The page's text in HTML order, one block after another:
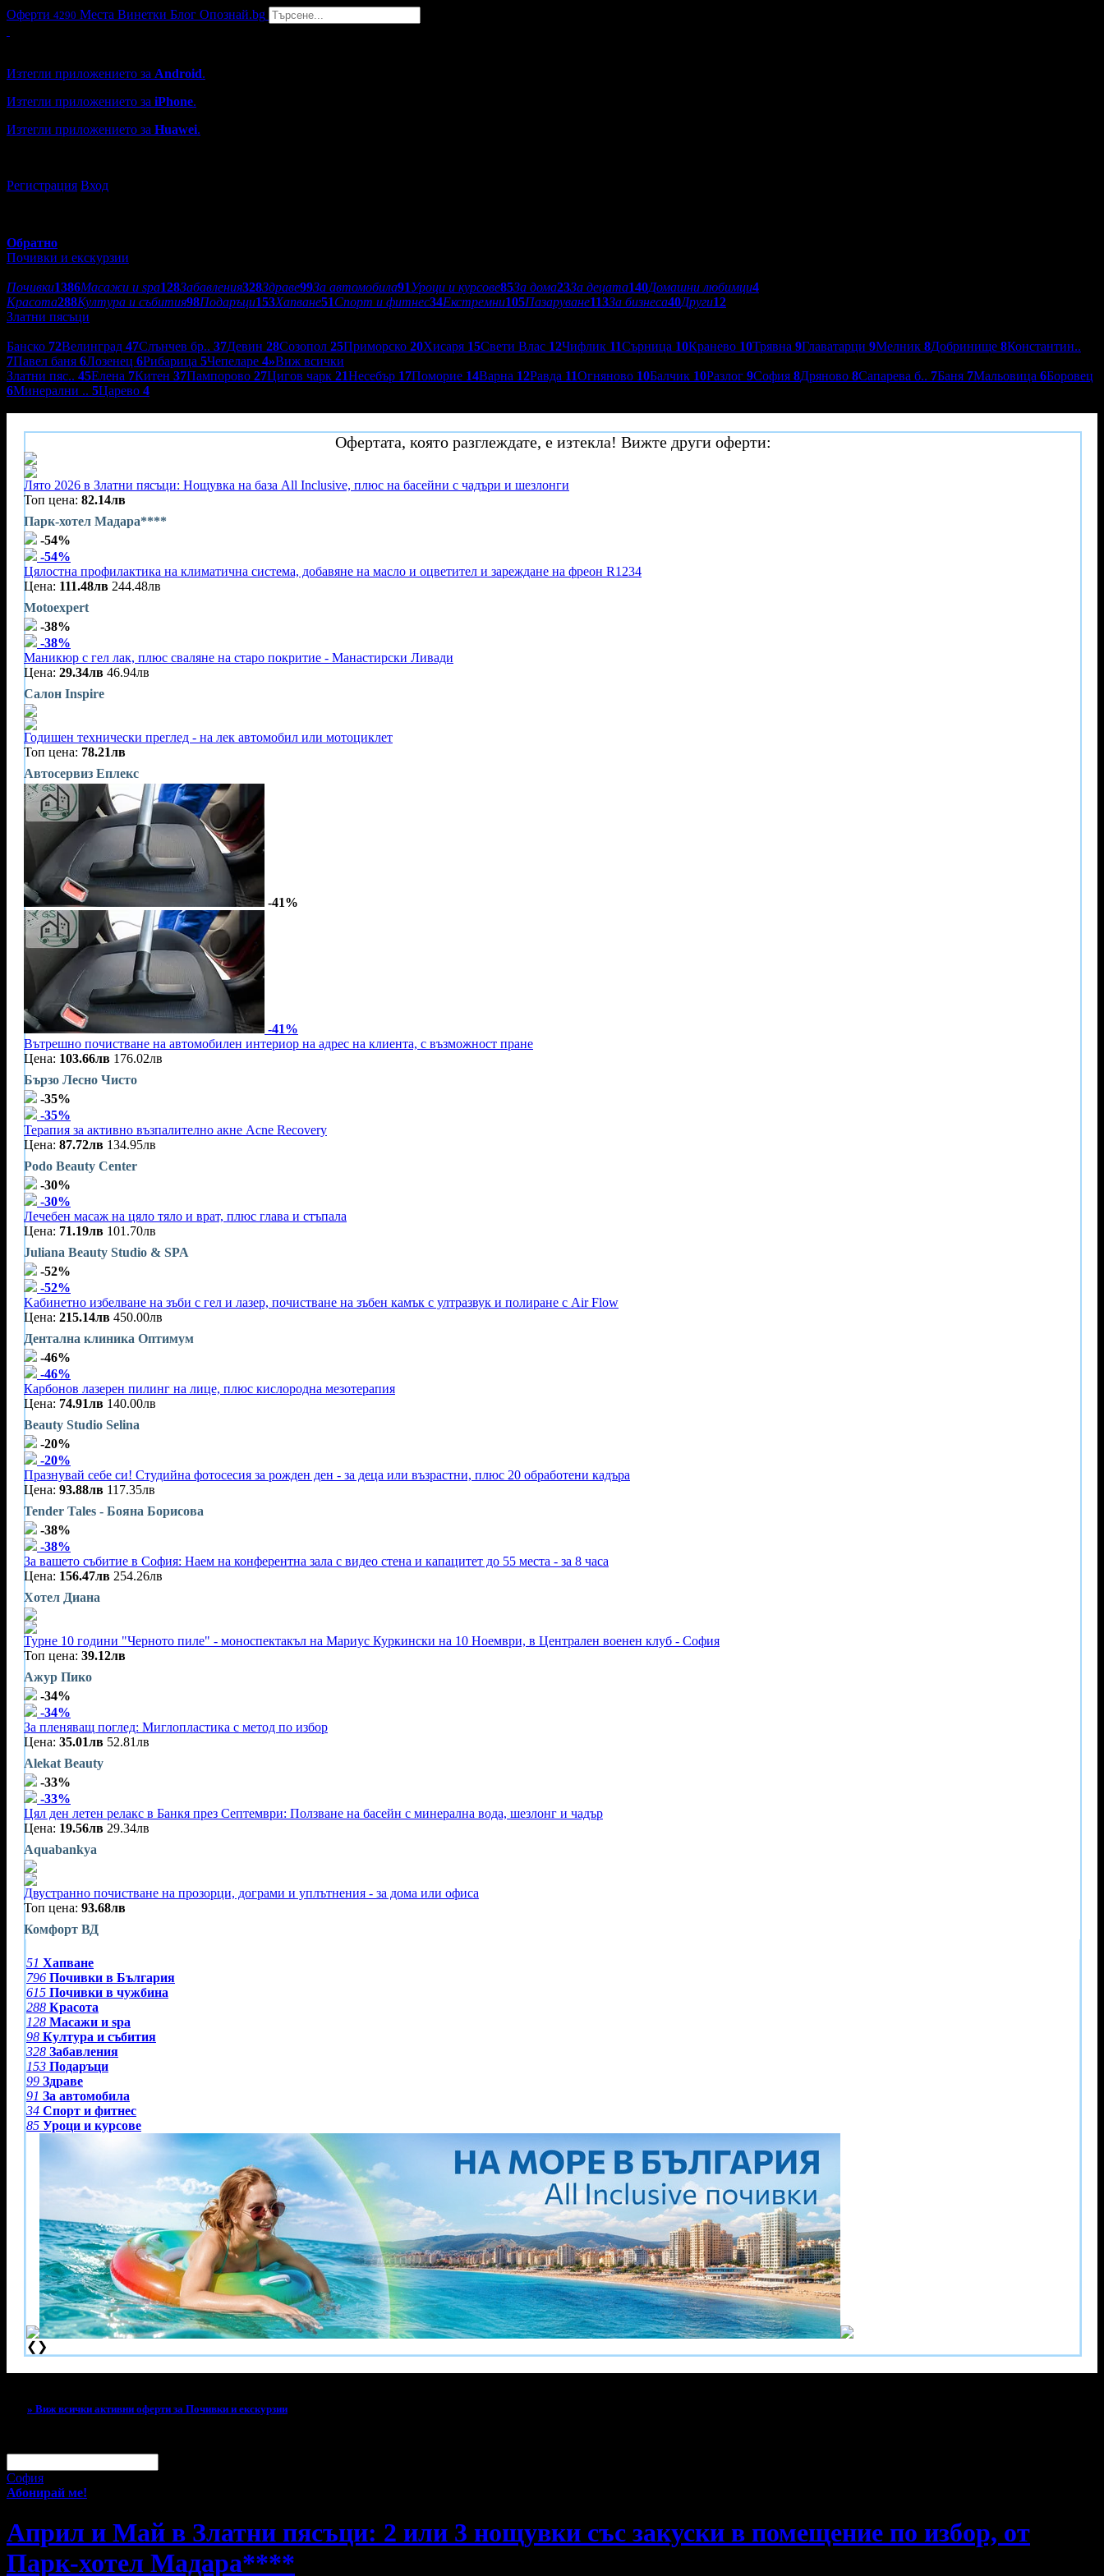
Оферти 4290 Места Винетки Блог Опознай.bg
Изтегли приложението за Android.
Изтегли приложението за iPhone.
Изтегли приложението за Huawei.
Регистрация Вход
Обратно
Почивки и екскурзии
Почивки1386Масажи и spa128Забавления328Здраве99За автомобила91Уроци и курсове85За дома23За децата140Домашни любимци4
Красота288Култура и събития98Подаръци153Хапване51Спорт и фитнес34Екстремни105Пазаруване113За бизнеса40Други12
Златни пясъци
Банско 72Велинград 47Слънчев бр.. 37Девин 28Созопол 25Приморско 20Хисаря 15Свети Влас 12Чифлик 11Сърница 10Кранево 10Трявна 9Главатарци 9Мелник 8Добринище 8Константин..
7Павел баня 6Лозенец 6Рибарица 5Чепеларе 4»Виж всички
Златни пяс.. 45Елена 7Китен 37Пампорово 27Цигов чарк 21Несебър 17Поморие 14Варна 12Равда 11Огняново 10Балчик 10Разлог 9София 8Дряново 8Сапарева б.. 7Баня 7Мальовица 6Боровец
6Минерални .. 5Царево 4
Офертата, която разглеждате, е изтекла! Вижте други оферти:
Лято 2026 в Златни пясъци: Нощувка на база All Inclusive, плюс на басейни с чадъри и шезлонги
Топ цена: 82.14лв
Парк-хотел Мадара****
-54%
-54%
Цялостна профилактика на климатична система, добавяне на масло и оцветител и зареждане на фреон R1234
Цена: 111.48лв 244.48лв
Motoexpert
-38%
-38%
Маникюр с гел лак, плюс сваляне на старо покритие - Манастирски Ливади
Цена: 29.34лв 46.94лв
Салон Inspire
Годишен технически преглед - на лек автомобил или мотоциклет
Топ цена: 78.21лв
Автосервиз Еплекс
-41%
-41%
Вътрешно почистване на автомобилен интериор на адрес на клиента, с възможност пране
Цена: 103.66лв 176.02лв
Бързо Лесно Чисто
-35%
-35%
Терапия за активно възпалително акне Acne Recovery
Цена: 87.72лв 134.95лв
Podo Beauty Center
-30%
-30%
Лечебен масаж на цяло тяло и врат, плюс глава и стъпала
Цена: 71.19лв 101.70лв
Juliana Beauty Studio & SPA
-52%
-52%
Kабинетно избелване на зъби с гел и лазер, почистване на зъбен камък с ултразвук и полиране с Air Flow
Цена: 215.14лв 450.00лв
Дентална клиника Оптимум
-46%
-46%
Карбонов лазерен пилинг на лице, плюс кислородна мезотерапия
Цена: 74.91лв 140.00лв
Beauty Studio Selina
-20%
-20%
Празнувай себе си! Студийна фотосесия за рожден ден - за деца или възрастни, плюс 20 обработени кадъра
Цена: 93.88лв 117.35лв
Tender Tales - Бояна Борисова
-38%
-38%
За вашето събитие в София: Наем на конферентна зала с видео стена и капацитет до 55 места - за 8 часа
Цена: 156.47лв 254.26лв
Хотел Диана
Турне 10 години "Черното пиле" - моноспектакъл на Мариус Куркински на 10 Ноември, в Централен военен клуб - София
Топ цена: 39.12лв
Ажур Пико
-34%
-34%
За пленяващ поглед: Миглопластика с метод по избор
Цена: 35.01лв 52.81лв
Alekat Beauty
-33%
-33%
Цял ден летен релакс в Банкя през Септември: Ползване на басейн с минерална вода, шезлонг и чадър
Цена: 19.56лв 29.34лв
Aquabankya
Двустранно почистване на прозорци, дограми и уплътнения - за дома или офиса
Топ цена: 93.68лв
Комфорт ВД
51 Хапване
796 Почивки в България
615 Почивки в чужбина
288 Красота
128 Масажи и spa
98 Култура и събития
328 Забавления
153 Подаръци
99 Здраве
91 За автомобила
34 Спорт и фитнес
85 Уроци и курсове
❮ ❯
» Виж всички активни оферти за Почивки и екскурзии
София
Абонирай ме!
Април и Май в Златни пясъци: 2 или 3 нощувки със закуски в помещение по избор, от
Парк-хотел Мадара****